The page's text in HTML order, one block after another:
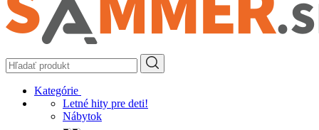
Kategórie
Letné hity pre deti!
Nábytok